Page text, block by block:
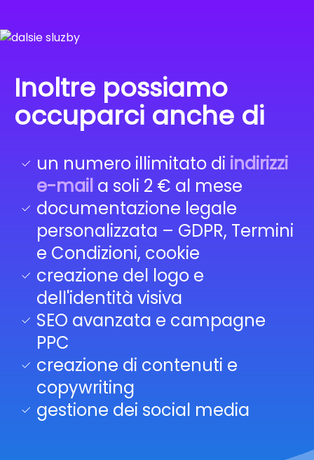
Inoltre possiamo
occuparci anche di
un numero illimitato di indirizzi
e-mail a soli 2 € al mese
documentazione legale
personalizzata – GDPR, Termini
e Condizioni, cookie
creazione del logo e
dell'identità visiva
SEO avanzata e campagne
PPC
creazione di contenuti e
copywriting
gestione dei social media